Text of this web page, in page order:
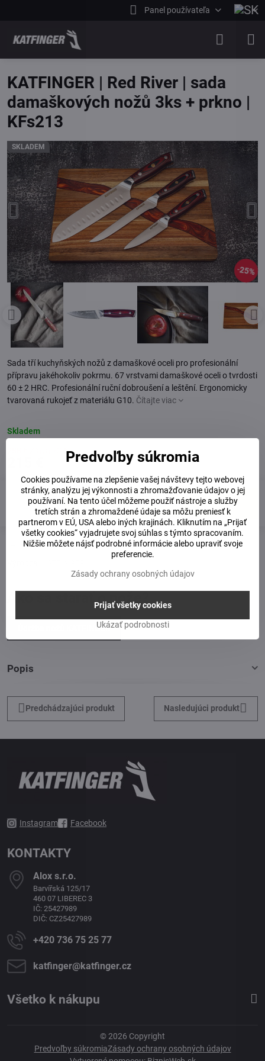
Panel používateľa
SKLADEM
25%
KATFINGER | Red River | sada
damaškových nožů 3ks + prkno |
KFs213
Sada tří kuchyňských nožů z damaškové oceli pro profesionální
přípravu jakéhokoliv pokrmu. 67 vrstvami damaškové oceli o tvrdosti
60 ± 2 HRC. Profesionální ruční dobroušení a leštění. Ergonomicky
tvarovaná rukojeť z materiálu G10. Čítajte viac
Skladem
73 €
Do košíka
Doručenia
Ako sa starať o nože?
Údržba nožů KATFINGER
Popis
Predchádzajúci produkt Nasledujúci produkt
Instagram Facebook
KONTAKTY
Alox s​.r​.o​.
Barvířská 125/17
460 07 LIBEREC 3
IČ: 25427989
DIČ: CZ25427989
+420 736 75 25 77
katfinger​@katfinger​.cz
Všetko k nákupu
©2026 Copyright
Predvoľby súkromiaZásady ochrany osobných údajov
Predvoľby súkromia
Cookies používame na zlepšenie vašej návštevy tejto webovej
stránky, analýzu jej výkonnosti a zhromažďovanie údajov o jej
používaní. Na tento účel môžeme použiť nástroje a služby
tretích strán a zhromaždené údaje sa môžu preniesť k
partnerom v EÚ, USA alebo iných krajinách. Kliknutím na „Prijať
všetky cookies“ vyjadrujete svoj súhlas s týmto spracovaním.
Nižšie môžete nájsť podrobné informácie alebo upraviť svoje
preferencie.
Zásady ochrany osobných údajov
Ukázať podrobnosti
Prijať všetky cookies